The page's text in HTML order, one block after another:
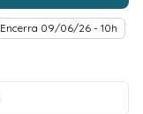
Encerra 09/06/26 - 10h